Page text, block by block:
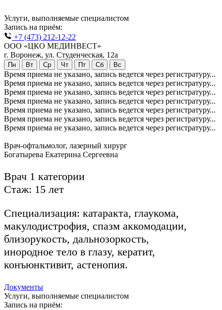
Услуги, выполняемые специалистом
Запись на приём:
+7 (473) 212-12-22
ООО «ЦКО МЕДИНВЕСТ»
г. Воронеж, ул. Студенческая, 12а
Пн Вт Ср Чт Пт Сб Вс
Время приема не указано, запись ведется через регистратуру...
Время приема не указано, запись ведется через регистратуру...
Время приема не указано, запись ведется через регистратуру...
Время приема не указано, запись ведется через регистратуру...
Время приема не указано, запись ведется через регистратуру...
Время приема не указано, запись ведется через регистратуру...
Время приема не указано, запись ведется через регистратуру...
Врач-офтальмолог, лазерный хирург
Богатырева Екатерина Сергеевна
Врач 1 категории
Стаж: 15 лет
Специализация: катаракта, глаукома,
макулодистрофия, спазм аккомодации,
близорукость, дальнозоркость,
инородное тело в глазу, кератит,
конъюнктивит, астенопия.
Документы
Услуги, выполняемые специалистом
Запись на приём: